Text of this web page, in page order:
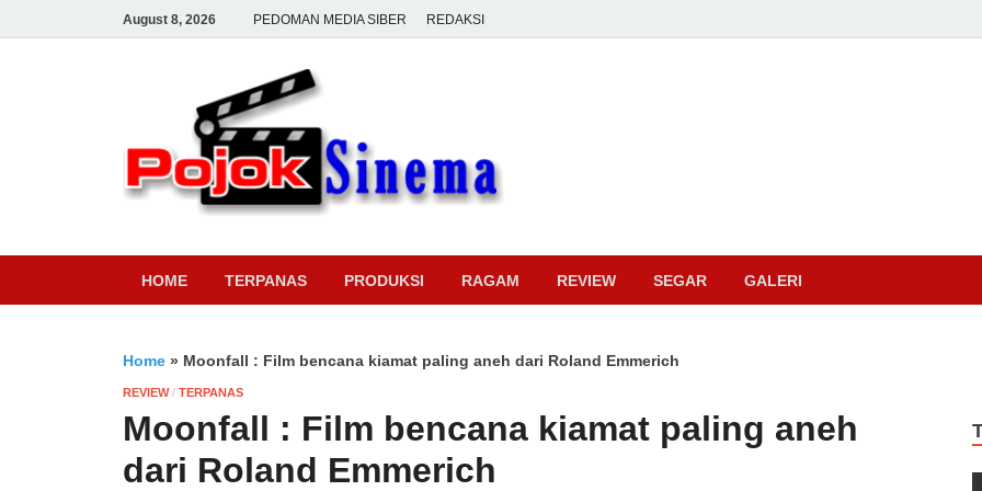
August 8, 2026 PEDOMAN MEDIA SIBER REDAKSI
HOME TERPANAS PRODUKSI RAGAM REVIEW SEGAR GALERI
Home » Moonfall : Film bencana kiamat paling aneh dari Roland Emmerich
REVIEW/ TERPANAS
Moonfall : Film bencana kiamat paling aneh
dari Roland Emmerich